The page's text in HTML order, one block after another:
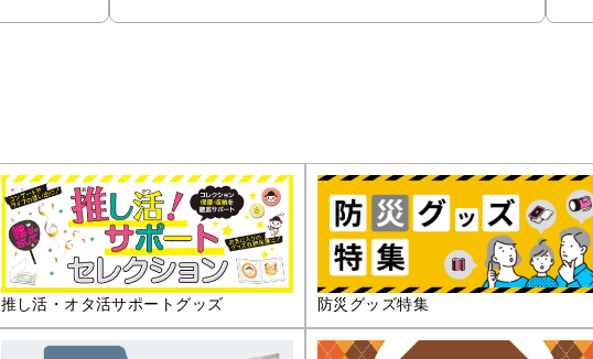
推し活・オタ活サポートグッズ 防災グッズ特集